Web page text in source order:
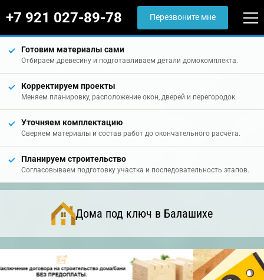
+7 921 027-89-78 Перезвоните мне
Готовим материалы сами
Отбираем древесину и подготавливаем детали домокомплекта.
Корректируем проекты
Меняем планировку, расположение окон, дверей и перегородок.
Уточняем комплектацию
Сверяем материалы и состав работ до окончательного расчёта.
Планируем строительство
Согласовываем подготовку участка и последовательность этапов.
Дома под ключ в Балашихе